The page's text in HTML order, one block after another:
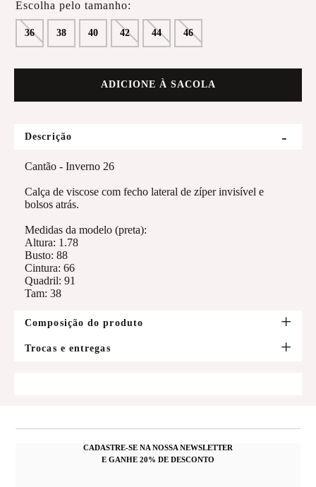
36 38 40 42 44 46
ADICIONE À SACOLA
Descrição
Cantão - Inverno 26
Calça de viscose com fecho lateral de zíper invisível e
bolsos atrás.
Medidas da modelo (preta):
Altura: 1.78
Busto: 88
Cintura: 66
Quadril: 91
Tam: 38
Composição do produto
Trocas e entregas
CADASTRE-SE NA NOSSA NEWSLETTER
E GANHE 20% DE DESCONTO